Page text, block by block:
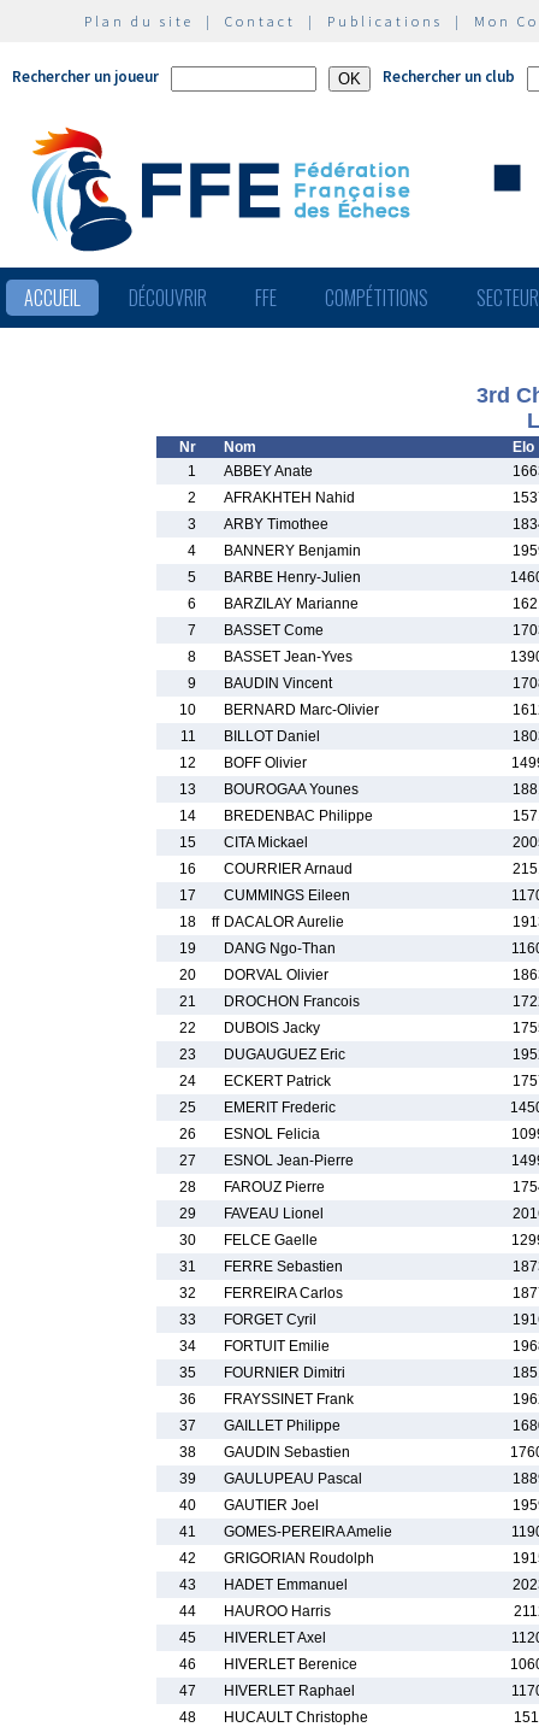
Plan du site | Contact | Publications | Mon
Rechercher un joueur Rechercher un club
ACCUEIL DÉCOUVRIR FFE COMPÉTITIONS
3rd
Nr Nom
Elo
1
ABBEY Anate
2
AFRAKHTEH Nahid
3
ARBY Timothee
4
BANNERY Benjamin
5
BARBE Henry-Julien
6
BARZILAY Marianne
7
BASSET Come
8
BASSET Jean-Yves
9
BAUDIN Vincent
10
BERNARD Marc-Olivier
11
BILLOT Daniel
12
BOFF Olivier
13
BOUROGAA Younes
14
BREDENBAC Philippe
15
CITA Mickael
16
COURRIER Arnaud
17
CUMMINGS Eileen
18
ff DACALOR Aurelie
19
DANG Ngo-Than
20
DORVAL Olivier
21
DROCHON Francois
22
DUBOIS Jacky
23
DUGAUGUEZ Eric
24
ECKERT Patrick
25
EMERIT Frederic
26
ESNOL Felicia
27
ESNOL Jean-Pierre
28
FAROUZ Pierre
29
FAVEAU Lionel
30
FELCE Gaelle
31
FERRE Sebastien
32
FERREIRA Carlos
33
FORGET Cyril
34
FORTUIT Emilie
35
FOURNIER Dimitri
36
FRAYSSINET Frank
37
GAILLET Philippe
38
GAUDIN Sebastien
39
GAULUPEAU Pascal
40
GAUTIER Joel
41
GOMES-PEREIRA Amelie
42
GRIGORIAN Roudolph
43
HADET Emmanuel
44
HAUROO Harris
45
HIVERLET Axel
46
HIVERLET Berenice
47
HIVERLET Raphael
48
HUCAULT Christophe